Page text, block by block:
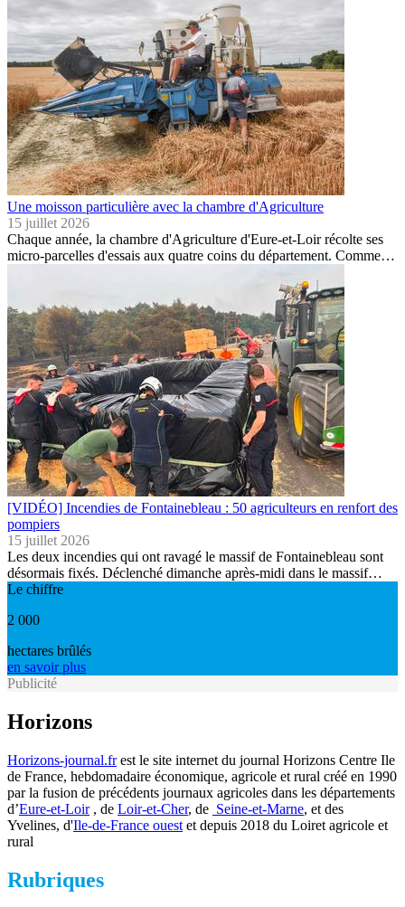
Une moisson particulière avec la chambre d'Agriculture
15 juillet 2026
Chaque année, la chambre d'Agriculture d'Eure-et-Loir récolte ses
micro-parcelles d'essais aux quatre coins du département. Comme…
[VIDÉO] Incendies de Fontainebleau : 50 agriculteurs en renfort des
pompiers
15 juillet 2026
Les deux incendies qui ont ravagé le massif de Fontainebleau sont
désormais fixés. Déclenché dimanche après-midi dans le massif…
Le chiffre
2 000
hectares brûlés
en savoir plus
Publicité
Horizons
Horizons-journal.frest le site internet du journal Horizons Centre Ile
de France, hebdomadaire économique, agricole et rural créé en 1990
par la fusion de précédents journaux agricoles dans les départements
d’Eure-et-Loir, de Loir-et-Cher, de Seine-et-Marne, et des
Yvelines, d'Ile-de-France ouest et depuis 2018 du Loiret agricole et
rural
Rubriques